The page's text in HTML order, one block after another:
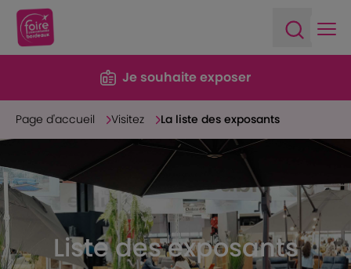
Je souhaite exposer
Page d'accueil Visitez La liste des exposants
Liste des exposants